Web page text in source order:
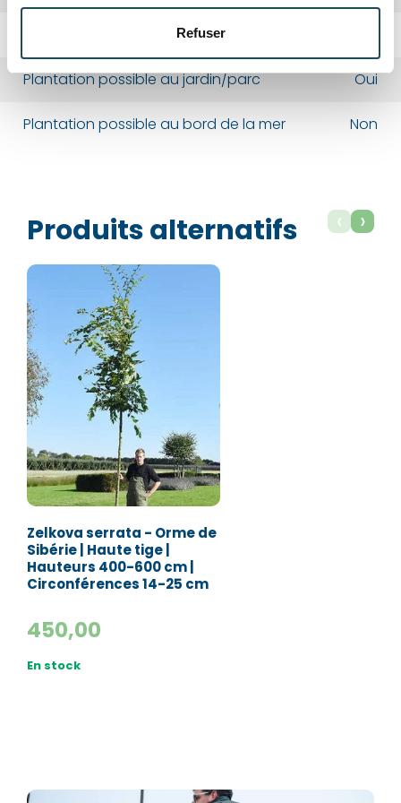
Refuser
Plantation possible au jardin/parc Oui
Plantation possible au bord de la mer Non
Produits alternatifs
Zelkova serrata - Orme de
Sibérie | Haute tige |
Hauteurs 400-600 cm |
Circonférences 14-25 cm
450,00
En stock
‹ ›
Nom*
E-mail:*
Nom*
E-mail:*